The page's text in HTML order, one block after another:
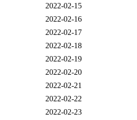
2022-02-15
2022-02-16
2022-02-17
2022-02-18
2022-02-19
2022-02-20
2022-02-21
2022-02-22
2022-02-23